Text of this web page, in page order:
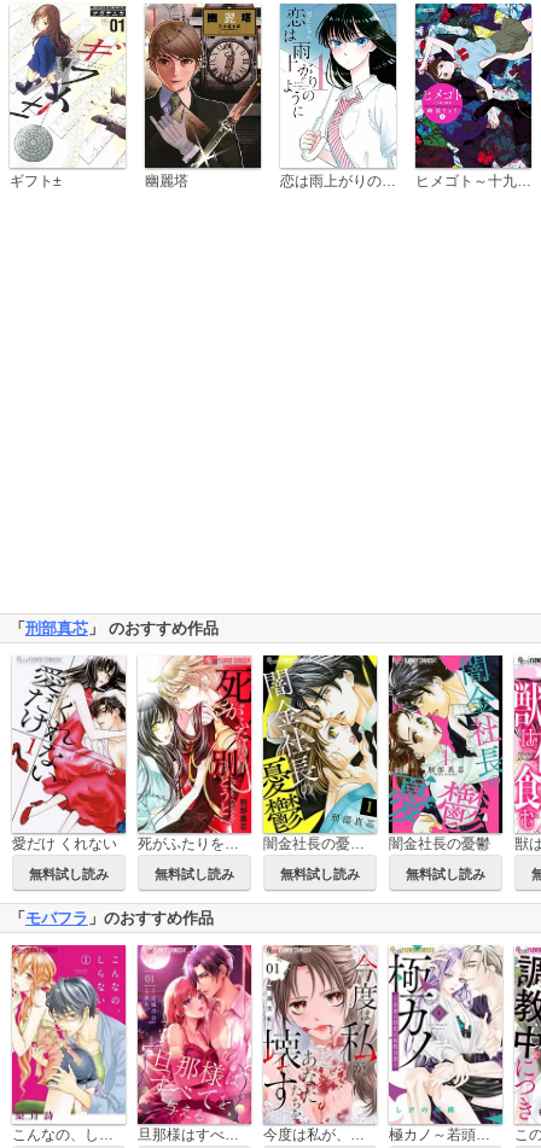
ギフト± 幽麗塔
「刑部真芯 」 のおすすめ作品
愛だけ くれない
無料試し読み
死がふたりを別とうと【マイクロ】
無料試し読み
闇金社長の憂鬱【マイクロ】
無料試し読み
闇金社長の憂鬱
無料試し読み
「 モバフラ 」のおすすめ作品
こんなの、しらない 旦那様はすべてを与える 今度は私が、あなたたちを壊す【マイクロ】 極カノ～若頭の初恋は取扱注意～